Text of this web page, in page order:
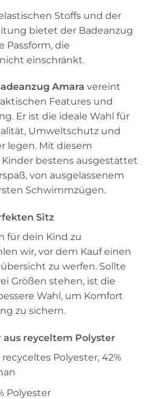
Stoffs und der
bietet der Badeanzug
Passform, die
einschränkt.
Amara vereint
Features und
Er ist die ideale Wahl für
Umweltschutz und
legen. Mit diesem
bestens ausgestattet
von ausgelassenem
Schwimmzügen.
Sitz
für dein Kind zu
wir, vor dem Kauf einen
zu werfen. Sollte
Größen stehen, ist die
Wahl, um Komfort
zu sichern.
reyceltem Polyster
Polyester, 42%
Polyester